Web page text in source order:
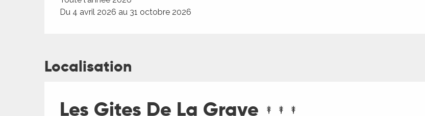
Du 4 avril 2026 au 31 octobre 2026
Localisation
Les Gites De La Grave